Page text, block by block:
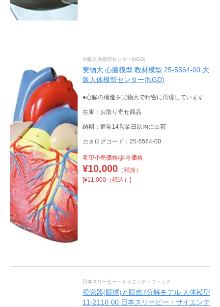
大阪人体模型センター(NGD)
実物大 心臓模型 教材模型 25-5564-00 大
阪人体模型センター(NGD)
●心臓の構造を実物大で精密に再現しています
在庫：お取り寄せ商品
納期：通常14営業日以内に出荷
カタログコード：25-5564-00
希望小売価格/参考価格
¥10,000（税抜）
[¥11,000（税込）]
日本スリービー・サイエンティフィック
視覚器(眼球)と眼窩7分解モデル 人体模型
11-2110-00 日本スリービー・サイエンテ